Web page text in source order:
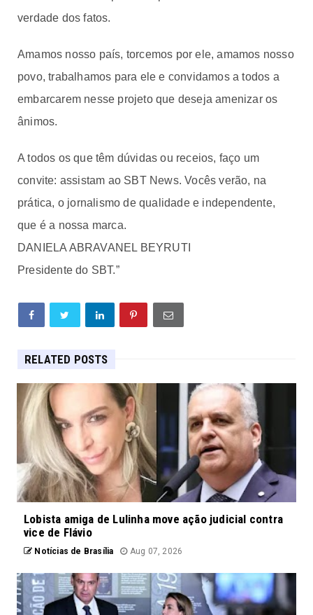
verdade dos fatos.
Amamos nosso país, torcemos por ele, amamos nosso
povo, trabalhamos para ele e convidamos a todos a
embarcarem nesse projeto que deseja amenizar os
ânimos.
A todos os que têm dúvidas ou receios, faço um
convite: assistam ao SBT News. Vocês verão, na
prática, o jornalismo de qualidade e independente,
que é a nossa marca.
DANIELA ABRAVANEL BEYRUTI
Presidente do SBT.”
RELATED POSTS
Lobista amiga de Lulinha move ação judicial contra
vice de Flávio
Notícias de Brasília Aug 07, 2026